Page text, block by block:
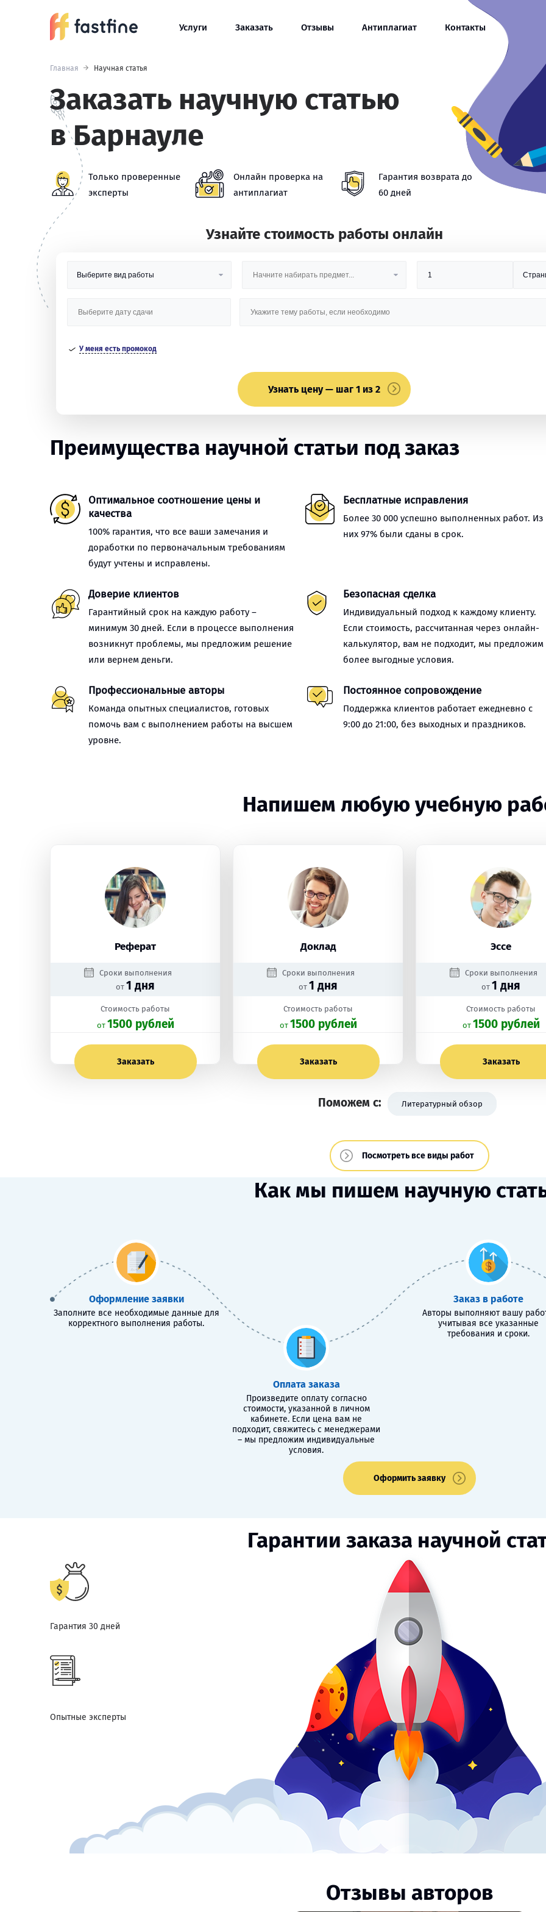
Услуги Заказать Отзывы Антиплагиат Контакты
Главная Научная статья
Заказать научную статью
в Барнауле
Только проверенные
эксперты
Онлайн проверка на
антиплагиат
Гарантия возврата до
60 дней
Узнайте стоимость работы онлайн
У меня есть промокод
Узнать цену — шаг 1 из 2
Преимущества научной статьи под заказ
Оптимальное соотношение цены и
качества
100% гарантия, что все ваши замечания и
доработки по первоначальным требованиям
будут учтены и исправлены.
Бесплатные исправления
Более 30 000 успешно выполненных работ. Из
них 97% были сданы в срок.
Доверие клиентов
Гарантийный срок на каждую работу –
минимум 30 дней. Если в процессе выполнения
возникнут проблемы, мы предложим решение
или вернем деньги.
Безопасная сделка
Индивидуальный подход к каждому клиенту.
Если стоимость, рассчитанная через онлайн-
калькулятор, вам не подходит, мы предложим
более выгодные условия.
Профессиональные авторы
Команда опытных специалистов, готовых
помочь вам с выполнением работы на высшем
уровне.
Постоянное сопровождение
Поддержка клиентов работает ежедневно с
9:00 до 21:00, без выходных и праздников.
Напишем любую учебную
Реферат
Сроки выполнения
от 1 дня
Стоимость работы
oт 1500 рублей
Заказать
Доклад
Сроки выполнения
от 1 дня
Стоимость работы
oт 1500 рублей
Заказать
Эссе
Сроки выполнения
от 1 дня
Стоимость работы
oт 1500 рублей
Заказать
Поможем с: Литературный обзор
Посмотреть все виды работ
Как мы пишем научную
Оформление заявки
Заполните все необходимые данные для
корректного выполнения работы.
Оплата заказа
Произведите оплату согласно
стоимости, указанной в личном
кабинете. Если цена вам не
подходит, свяжитесь с менеджерами
– мы предложим индивидуальные
условия.
Заказ в работе
Авторы выполняют вашу
учитывая все указанные
требования и сроки.
Оформить заявку
Гарантии заказа научной
Гарантия 30 дней
Опытные эксперты
Отзывы авторов